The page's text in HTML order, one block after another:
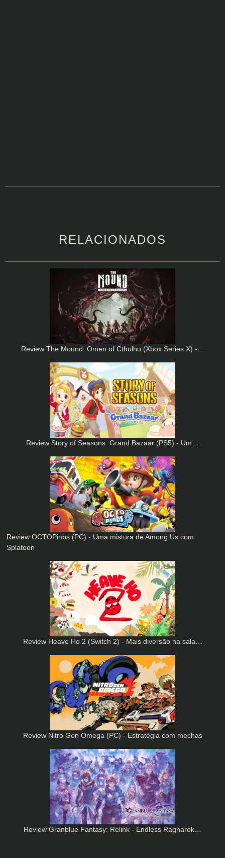
RELACIONADOS
Review The Mound: Omen of Cthulhu (Xbox Series X) -…
Review Story of Seasons: Grand Bazaar (PS5) - Um…
Review OCTOPinbs (PC) - Uma mistura de Among Us com
Splatoon
Review Heave Ho 2 (Switch 2) - Mais diversão na sala…
Review Nitro Gen Omega (PC) - Estratégia com mechas
Review Granblue Fantasy: Relink - Endless Ragnarok…